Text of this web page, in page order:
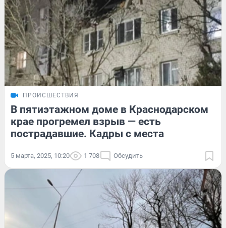
ПРОИСШЕСТВИЯ
В пятиэтажном доме в Краснодарском
крае прогремел взрыв — есть
пострадавшие. Кадры с места
5 марта, 2025, 10:20 1 708 Обсудить